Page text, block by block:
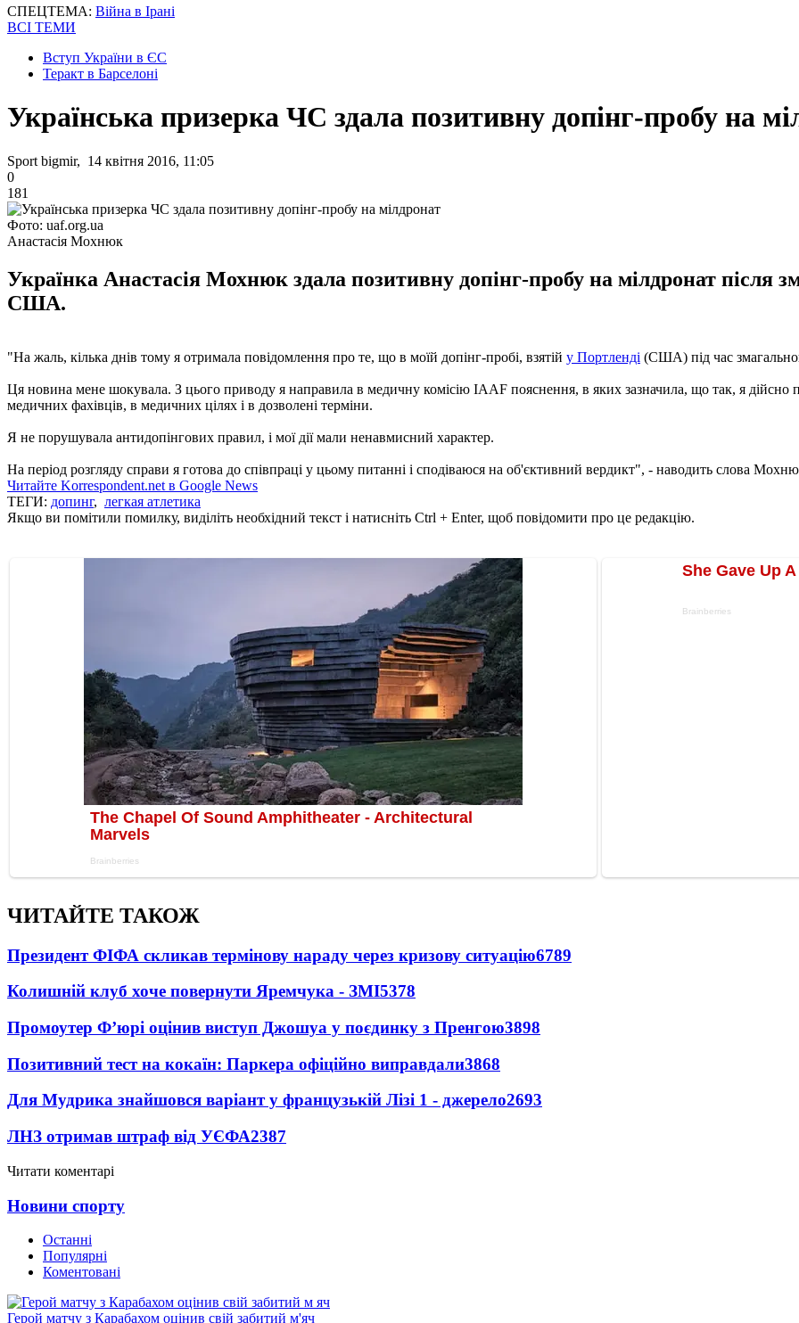
СПЕЦТЕМА: Війна в Ірані
ВСІ ТЕМИ
Вступ України в ЄС
Теракт в Барселоні
Українська призерка ЧС здала позитивну допінг-пробу на
Sport bigmir, 14 квітня 2016, 11:05
0
181
Фото: uaf.org.ua
Анастасія Мохнюк
Українка Анастасія Мохнюк здала позитивну допінг-пробу на мілдронат після
США.
"На жаль, кілька днів тому я отримала повідомлення про те, що в моїй допінг-пробі, взятій у Портленді (США) під час
Ця новина мене шокувала. З цього приводу я направила в медичну комісію IAAF пояснення, в яких зазначила, що так, я дійсно
медичних фахівців, в медичних цілях і в дозволені терміни.
Я не порушувала антидопінгових правил, і мої дії мали ненавмисний характер.
На період розгляду справи я готова до співпраці у цьому питанні і сподіваюся на об'єктивний вердикт", - наводить слова
Читайте Korrespondent.net в Google News
ТЕГИ: допинг, легкая атлетика
Якщо ви помітили помилку, виділіть необхідний текст і натисніть Ctrl + Enter, щоб повідомити про це редакцію.
ЧИТАЙТЕ ТАКОЖ
Президент ФІФА скликав термінову нараду через кризову ситуацію6789
Колишній клуб хоче повернути Яремчука - ЗМІ5378
Промоутер Ф’юрі оцінив виступ Джошуа у поєдинку з Пренгою3898
Позитивний тест на кокаїн: Паркера офіційно виправдали3868
Для Мудрика знайшовся варіант у французькій Лізі 1 - джерело2693
ЛНЗ отримав штраф від УЄФА2387
Читати коментарі
Новини спорту
Останні
Популярні
Коментовані
Герой матчу з Карабахом оцінив свій забитий м'яч